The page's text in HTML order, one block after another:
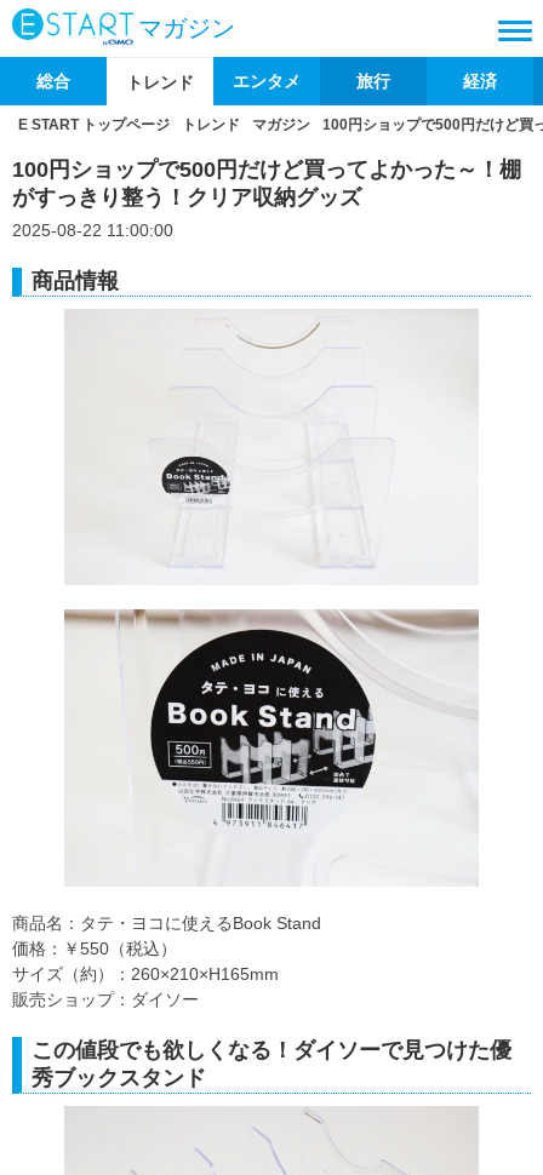
マガジン
総合 トレンド エンタメ 旅行 経済
E START トップページ トレンド マガジン 100円ショップで500円だけど買
100円ショップで500円だけど買ってよかった～！棚
がすっきり整う！クリア収納グッズ
2025-08-22 11:00:00
商品情報
商品名：タテ・ヨコに使えるBook Stand
価格：￥550（税込）
サイズ（約）：260×210×H165mm
販売ショップ：ダイソー
この値段でも欲しくなる！ダイソーで見つけた優
秀ブックスタンド